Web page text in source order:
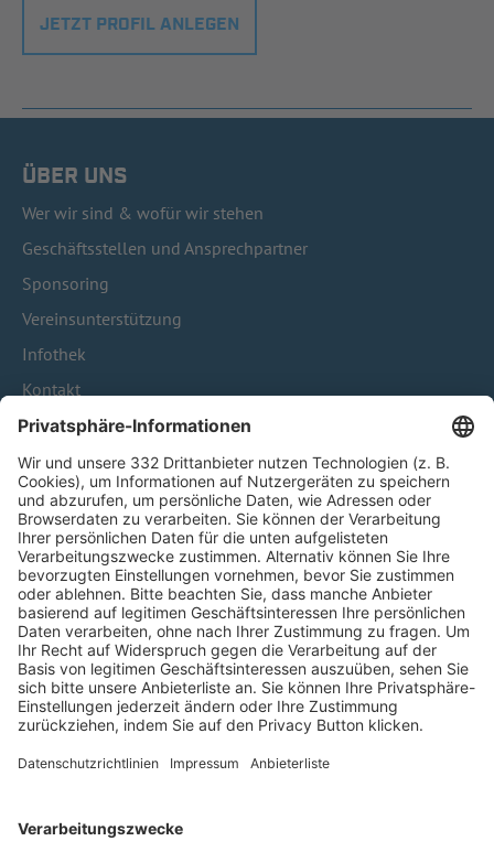
JETZT PROFIL ANLEGEN
ÜBER UNS
Wer wir sind & wofür wir stehen
Geschäftsstellen und Ansprechpartner
Sponsoring
Vereinsunterstützung
Infothek
Kontakt
HÄUFIG BESUCHTE SEITEN
Pässe und Vereinswechsel
Trainerausbildung
Schulungsangebot Vereinsmitarbeiter
BFV-Geschäftsstellen
Trainerbörse
Login SpielPlus
FOLGE DEM BFV